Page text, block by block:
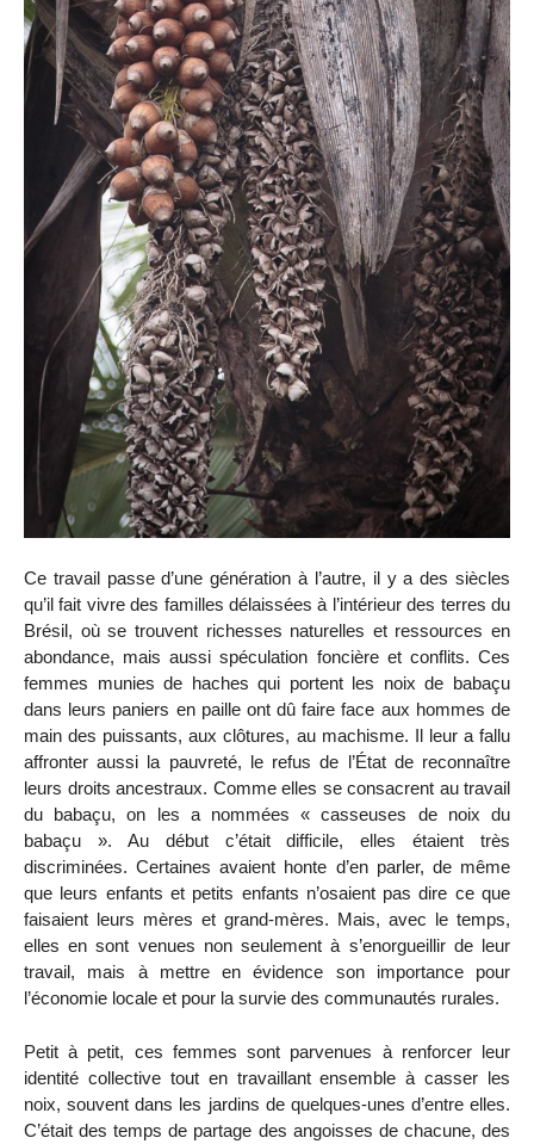
Ce travail passe d’une génération à l’autre, il y a des siècles
qu’il fait vivre des familles délaissées à l’intérieur des terres du
Brésil, où se trouvent richesses naturelles et ressources en
abondance, mais aussi spéculation foncière et conflits. Ces
femmes munies de haches qui portent les noix de babaçu
dans leurs paniers en paille ont dû faire face aux hommes de
main des puissants, aux clôtures, au machisme. Il leur a fallu
affronter aussi la pauvreté, le refus de l’État de reconnaître
leurs droits ancestraux. Comme elles se consacrent au travail
du babaçu, on les a nommées « casseuses de noix du
babaçu ». Au début c’était difficile, elles étaient très
discriminées. Certaines avaient honte d’en parler, de même
que leurs enfants et petits enfants n’osaient pas dire ce que
faisaient leurs mères et grand-mères. Mais, avec le temps,
elles en sont venues non seulement à s’enorgueillir de leur
travail, mais à mettre en évidence son importance pour
l’économie locale et pour la survie des communautés rurales.
Petit à petit, ces femmes sont parvenues à renforcer leur
identité collective tout en travaillant ensemble à casser les
noix, souvent dans les jardins de quelques-unes d’entre elles.
C’était des temps de partage des angoisses de chacune, des